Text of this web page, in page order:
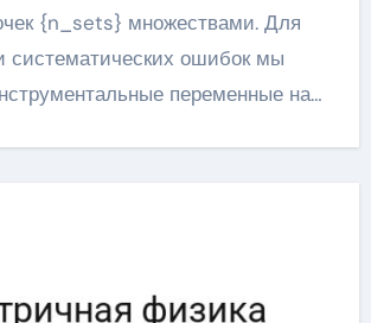
{n_sets} множествами. Для
систематических ошибок мы
переменные на…